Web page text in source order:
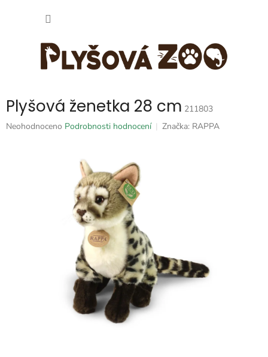
Plyšová ženetka 28 cm 211803
Průměrné
Neohodnoceno Podrobnosti hodnocení Značka: RAPPA